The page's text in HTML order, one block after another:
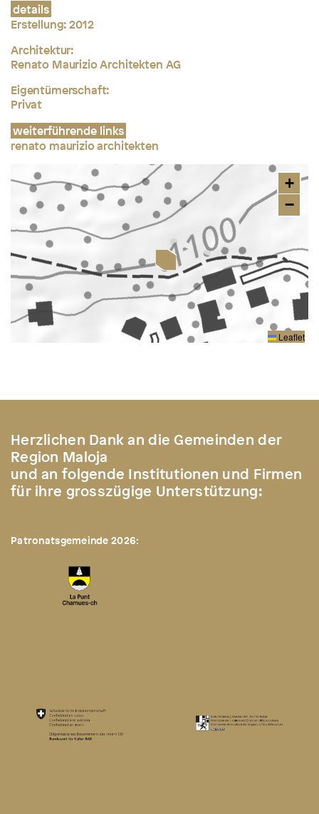
details
Erstellung: 2012
Architektur:
Renato Maurizio Architekten AG
Eigentümerschaft:
Privat
weiterführende links
renato maurizio architekten
+
−
Leaflet
Herzlichen Dank an die Gemeinden der
Region Maloja
und an folgende Institutionen und Firmen
für ihre grosszügige Unterstützung:
Patronatsgemeinde 2026: